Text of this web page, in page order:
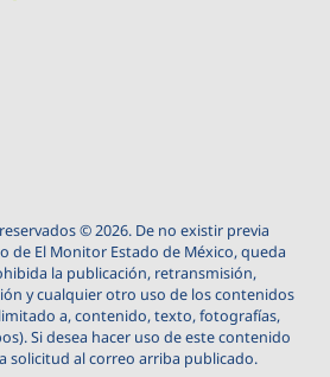
© 2026. De no existir previa
de El Monitor Estado de México, queda
la publicación, retransmisión,
y cualquier otro uso de los contenidos
a, contenido, texto, fotografías,
Si desea hacer uso de este contenido
solicitud al correo arriba publicado.